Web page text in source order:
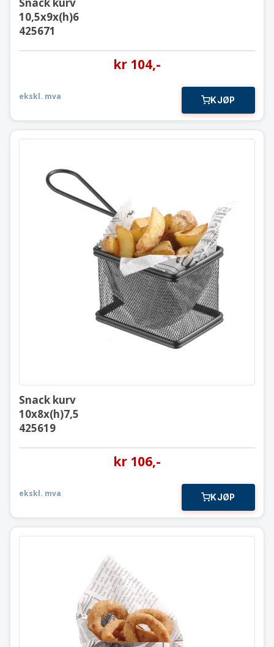
Snack kurv
10,5x9x(h)6
425671
kr 104,-
ekskl. mva KJØP
Snack kurv
10x8x(h)7,5
425619
Snack kurv
10x8x(h)7,5
425619
kr 106,-
ekskl. mva KJØP